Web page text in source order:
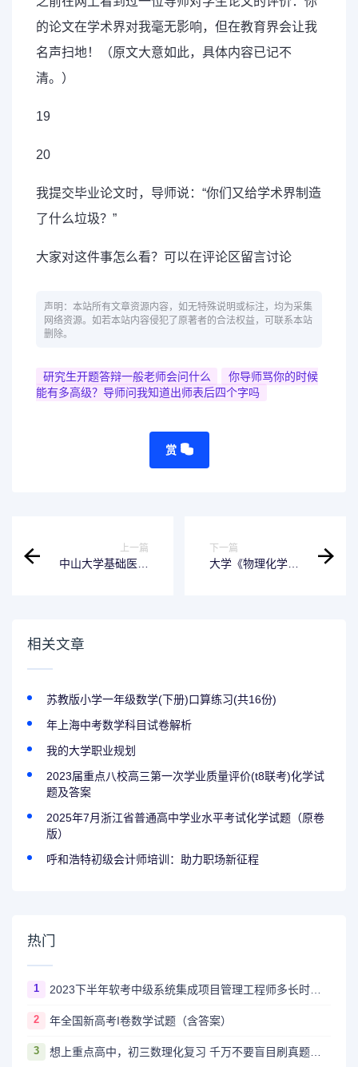
的论文在学术界对我毫无影响，但在教育界会让我
名声扫地！（原文大意如此，具体内容已记不
清。）
19
20
我提交毕业论文时，导师说：“你们又给学术界制造
了什么垃圾？”
大家对这件事怎么看？可以在评论区留言讨论
声明：本站所有文章资源内容，如无特殊说明或标注，均为采集
网络资源。如若本站内容侵犯了原著者的合法权益，可联系本站
删除。
研究生开题答辩一般老师会问什么
你导师骂你的时候
能有多高级？导师问我知道出师表后四个字吗
赏
上一篇
中山大学基础医学
下一篇
大学《物理化学》
相关文章
苏教版小学一年级数学(下册)口算练习(共16份)
年上海中考数学科目试卷解析
我的大学职业规划
2023届重点八校高三第一次学业质量评价(t8联考)化学试
题及答案
2025年7月浙江省普通高中学业水平考试化学试题（原卷
版）
呼和浩特初级会计师培训：助力职场新征程
热门
1 2023下半年软考中级系统集成项目管理工程师多长时间出成绩
2 年全国新高考I卷数学试题（含答案）
3 想上重点高中，初三数理化复习 千万不要盲目刷真题卷和模拟卷！